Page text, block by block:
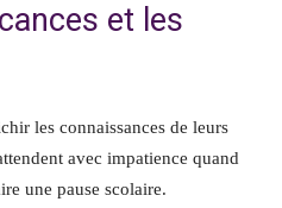
et les
les connaissances de leurs
avec impatience quand
une pause scolaire.